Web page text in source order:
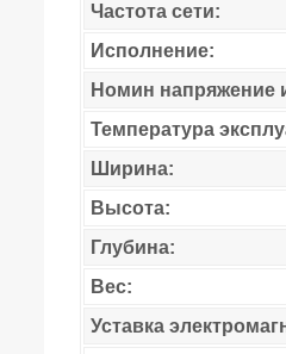
Частота сети:
Исполнение:
Номин напряжение
Температура
Ширина:
Высота:
Глубина:
Вес:
Уставка